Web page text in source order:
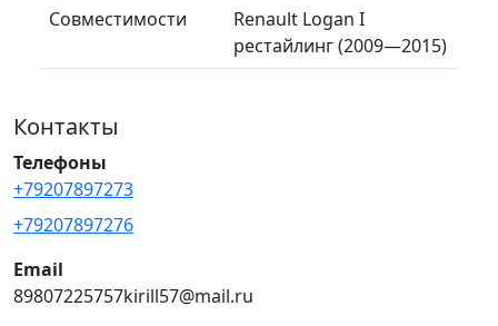
Совместимости
Renault Logan I
рестайлинг (2009—2015)
Контакты
Телефоны
+79207897273
+79207897276
Email
89807225757kirill57@mail.ru